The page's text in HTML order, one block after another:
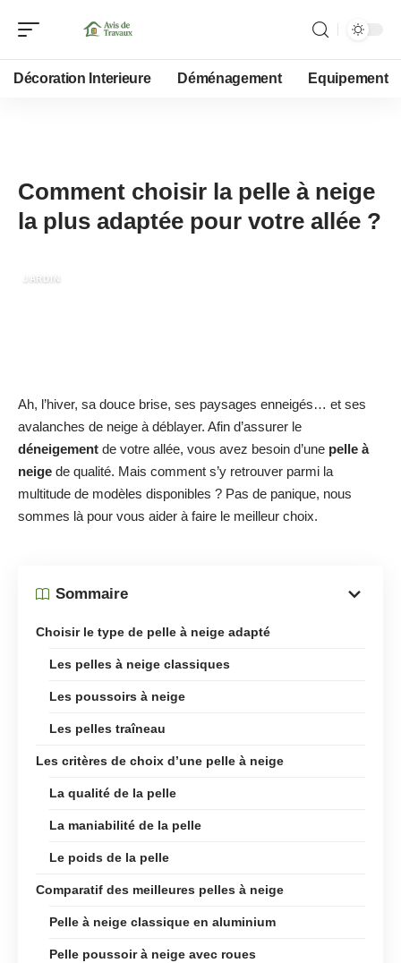
Décoration Interieure Déménagement Equipement
Comment choisir la pelle à neige
la plus adaptée pour votre allée ?
JARDIN
Ah, l’hiver, sa douce brise, ses paysages enneigés… et ses
avalanches de neige à déblayer. Afin d’assurer le
déneigement de votre allée, vous avez besoin d’une pelle à
neige de qualité. Mais comment s’y retrouver parmi la
multitude de modèles disponibles ? Pas de panique, nous
sommes là pour vous aider à faire le meilleur choix.
Sommaire
Choisir le type de pelle à neige adapté
Les pelles à neige classiques
Les poussoirs à neige
Les pelles traîneau
Les critères de choix d’une pelle à neige
La qualité de la pelle
La maniabilité de la pelle
Le poids de la pelle
Comparatif des meilleures pelles à neige
Pelle à neige classique en aluminium
Pelle poussoir à neige avec roues